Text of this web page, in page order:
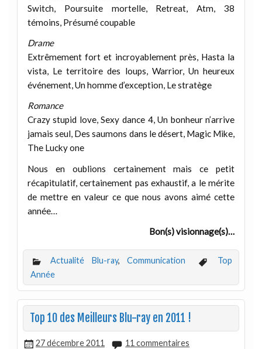
Switch, Poursuite mortelle, Retreat, Atm, 38
témoins, Présumé coupable
Drame
Extrêmement fort et incroyablement près, Hasta la
vista, Le territoire des loups, Warrior, Un heureux
événement, Un homme d’exception, Le stratège
Romance
Crazy stupid love, Sexy dance 4, Un bonheur n’arrive
jamais seul, Des saumons dans le désert, Magic Mike,
The Lucky one
Nous en oublions certainement mais ce petit
récapitulatif, certainement pas exhaustif, a le mérite
de mettre en valeur ce que nous avons aimé cette
année…
Bon(s) visionnage(s)…
Actualité Blu-ray,Communication
Top
Année
Top 10 des Meilleurs Blu-ray en 2011 !
27 décembre 2011 11 commentaires